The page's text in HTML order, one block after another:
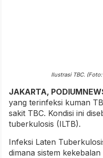
Ilustrasi TBC.
JAKARTA,
yang terinfeksi kuman
sakit TBC. Kondisi ini
tuberkulosis (ILTB).
Infeksi Laten
dimana sistem